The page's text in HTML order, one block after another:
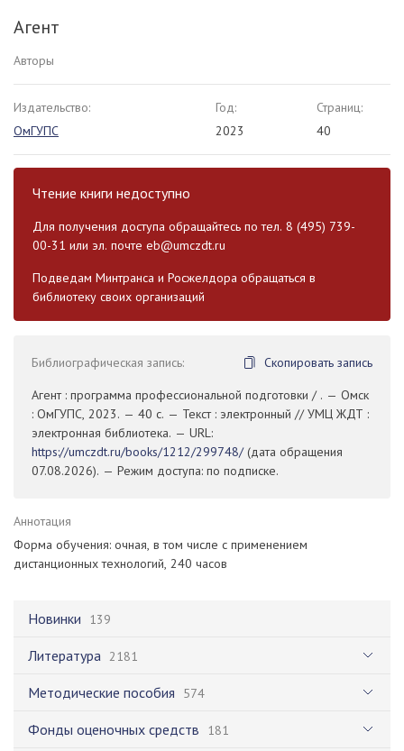
Новинки 139
Литература 2181
Методические пособия 574
Фонды оценочных средств 181
Агент
Авторы
Издательство:
ОмГУПС
Год:
2023
Страниц:
40
Чтение книги недоступно
Для получения доступа обращайтесь по тел. 8 (495) 739-
00-31 или эл. почте eb@umczdt.ru
Подведам Минтранса и Росжелдора обращаться в
библиотеку своих организаций
Библиографическая запись:
Скопировать запись
Агент : программа профессиональной подготовки / . — Омск
: ОмГУПС, 2023. — 40 с. — Текст : электронный // УМЦ ЖДТ :
электронная библиотека. — URL:
https://umczdt.ru/books/1212/299748/(дата обращения
07.08.2026). — Режим доступа: по подписке.
Аннотация
Форма обучения: очная, в том числе с применением
дистанционных технологий, 240 часов